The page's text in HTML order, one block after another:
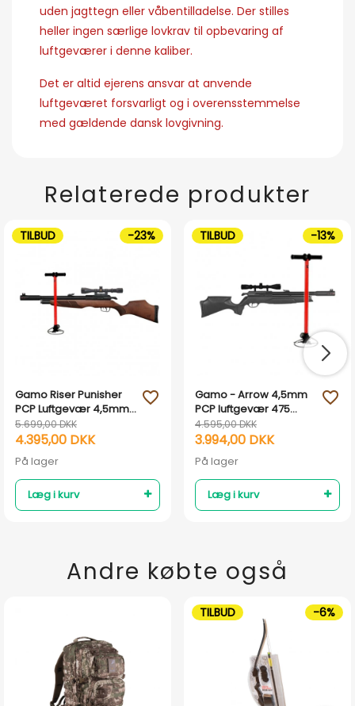
uden jagttegn eller våbentilladelse. Der stilles
heller ingen særlige lovkrav til opbevaring af
luftgeværer i denne kaliber.
Det er altid ejerens ansvar at anvende
luftgeværet forsvarligt og i overensstemmelse
med gældende dansk lovgivning.
Relaterede produkter
Gamo Riser Punisher
PCP Luftgevær 4,5mm
m. Kikkert & Flex Pumpe
5.699,00 DKK
4.395,00 DKK
På lager
Læg i kurv
favorite_outline
TILBUD -23%
Gamo - Arrow 4,5mm
PCP luftgevær 475
m/sek - combo pakke
inkl pcp pumpe
4.595,00 DKK
3.994,00 DKK
På lager
Læg i kurv
favorite_outline
TILBUD -13%
Andre købte også
TILBUD -6%